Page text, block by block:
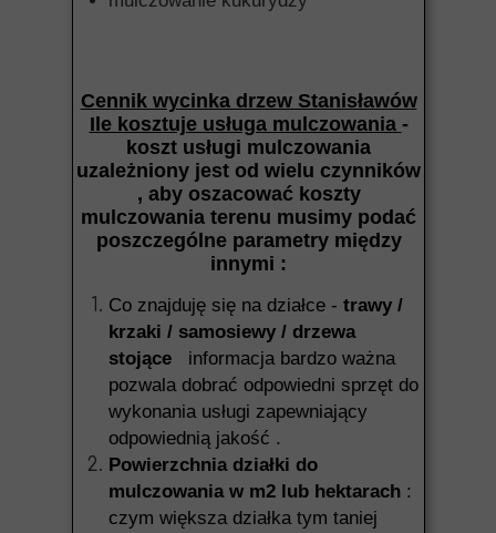
Cennik wycinka drzew Stanisławów
Ile kosztuje usługa mulczowania -
koszt usługi mulczowania
uzależniony jest od wielu czynników
, aby oszacować koszty
mulczowania terenu musimy podać
poszczególne parametry między
innymi :
Co znajduję się na działce - trawy /
krzaki / samosiewy / drzewa
stojące informacja bardzo ważna
pozwala dobrać odpowiedni sprzęt do
wykonania usługi zapewniający
odpowiednią jakość .
Powierzchnia działki do
mulczowania w m2 lub hektarach :
czym większa działka tym taniej